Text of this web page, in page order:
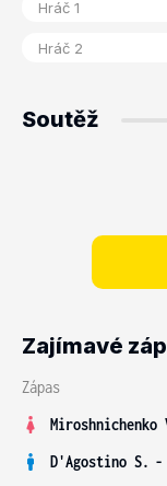
Soutěž
Zajímavé
Zápas
Miroshnichenko
D'Agostino S. -